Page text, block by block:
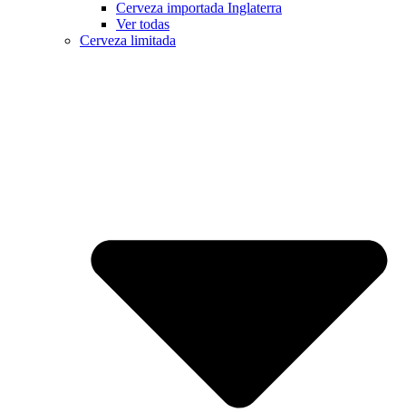
Cerveza importada Inglaterra
Ver todas
Cerveza limitada